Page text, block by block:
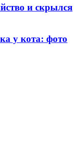
и скрылся
у кота: фото